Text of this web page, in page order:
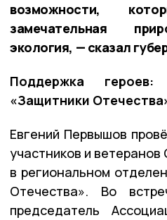
возможности,
замечательная
экология, — сказал
Поддержка
«Защитники
Евгений Первышов
участников и
в региональном
Отечества». Во
председатель